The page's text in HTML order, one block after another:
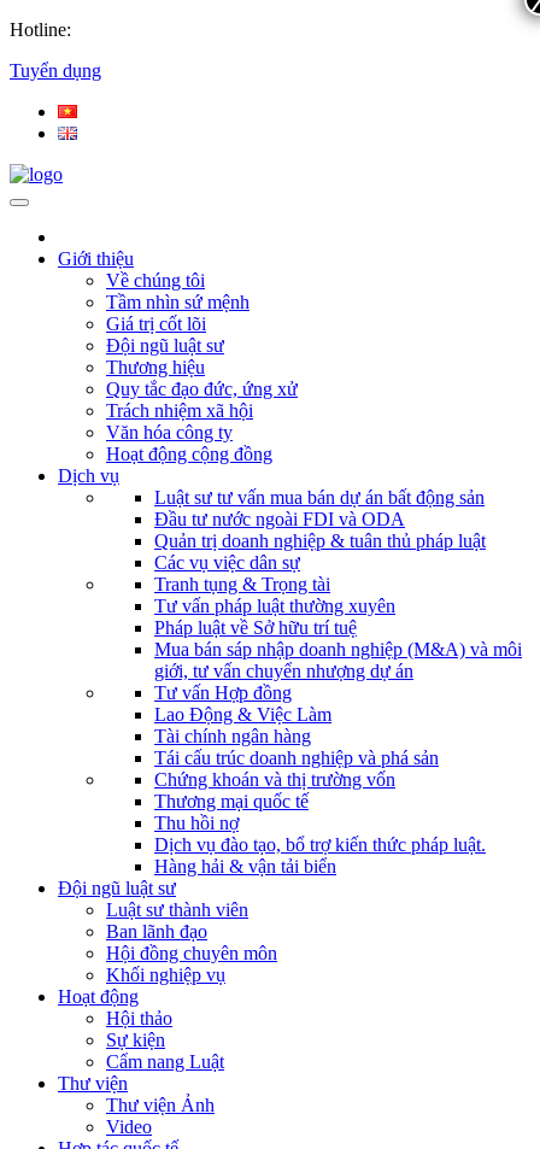
Hotline:
Tuyển dụng
Giới thiệu
Về chúng tôi
Tầm nhìn sứ mệnh
Giá trị cốt lõi
Đội ngũ luật sư
Thương hiệu
Quy tắc đạo đức, ứng xử
Trách nhiệm xã hội
Văn hóa công ty
Hoạt động cộng đồng
Dịch vụ
Luật sư tư vấn mua bán dự án bất động sản
Đầu tư nước ngoài FDI và ODA
Quản trị doanh nghiệp & tuân thủ pháp luật
Các vụ việc dân sự
Tranh tụng & Trọng tài
Tư vấn pháp luật thường xuyên
Pháp luật về Sở hữu trí tuệ
Mua bán sáp nhập doanh nghiệp (M&A) và môi
giới, tư vấn chuyển nhượng dự án
Tư vấn Hợp đồng
Lao Động & Việc Làm
Tài chính ngân hàng
Tái cấu trúc doanh nghiệp và phá sản
Chứng khoán và thị trường vốn
Thương mại quốc tế
Thu hồi nợ
Dịch vụ đào tạo, bổ trợ kiến thức pháp luật.
Hàng hải & vận tải biển
Đội ngũ luật sư
Luật sư thành viên
Ban lãnh đạo
Hội đồng chuyên môn
Khối nghiệp vụ
Hoạt động
Hội thảo
Sự kiện
Cẩm nang Luật
Thư viện
Thư viện Ảnh
Video